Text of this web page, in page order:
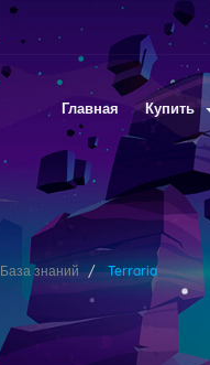
Главная Купить
База знаний Terraria